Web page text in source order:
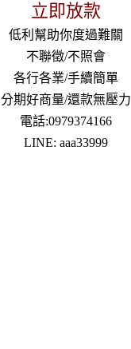
立即放款
低利幫助你度過難關
不聯徵/不照會
各行各業/手續簡單
分期好商量/還款無壓力
電話:0979374166
LINE: aaa33999